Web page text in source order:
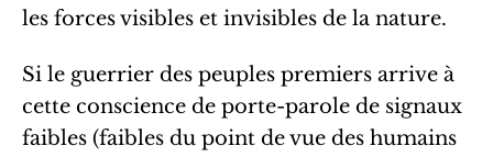
les forces visibles et invisibles de la nature.
Si le guerrier des peuples premiers arrive à
cette conscience de porte-parole de signaux
faibles (faibles du point de vue des humains